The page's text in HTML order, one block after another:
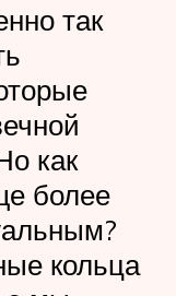
так
как
более
кольца